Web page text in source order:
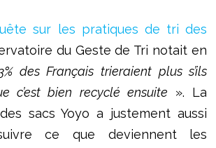
sur les pratiques de tri des
du Geste de Tri notait en
des Français trieraient plus s’ils
c’est bien recyclé ensuite ». La
sacs Yoyo a justement aussi
ce que deviennent les